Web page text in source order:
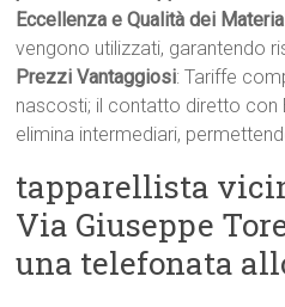
Eccellenza e Qualità dei
vengono utilizzati, garantendo
Prezzi Vantaggiosi: Tariffe
nascosti; il contatto diretto con
elimina intermediari,
tapparellista
Via Giuseppe
una telefonata